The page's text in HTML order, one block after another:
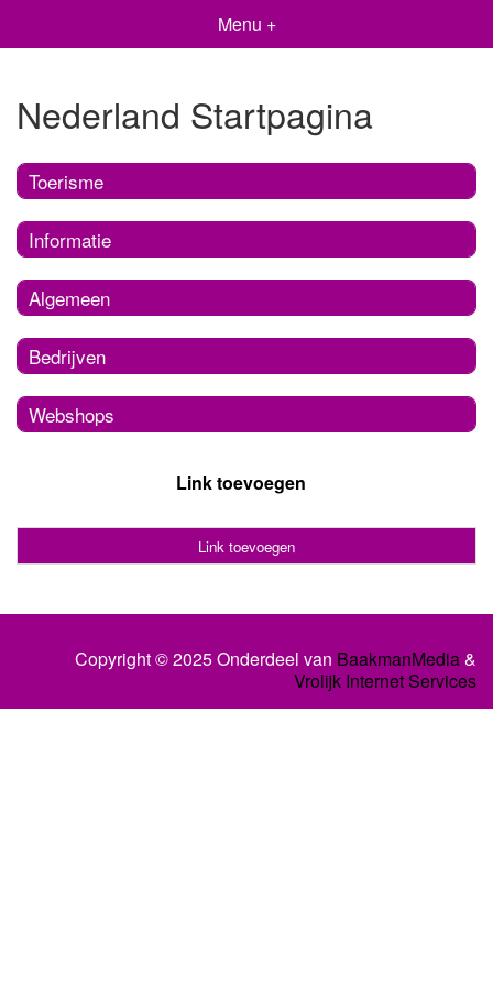
Menu +
Nederland Startpagina
Toerisme
Informatie
Algemeen
Bedrijven
Webshops
Link toevoegen
Link toevoegen
Copyright © 2025 Onderdeel van BaakmanMedia&
Vrolijk Internet Services